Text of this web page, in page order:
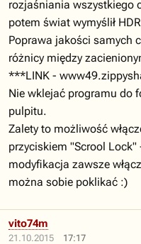
rozjaśniania wszystkiego
potem świat wymyślił
Poprawa jakości samych
różnicy między
***LINK -
Nie wklejać programu do
pulpitu.
Zalety to możliwość
przyciskiem "Scrool
modyfikacja zawsze
można sobie poklikać :)
21.10.2015 17:17
vito74m